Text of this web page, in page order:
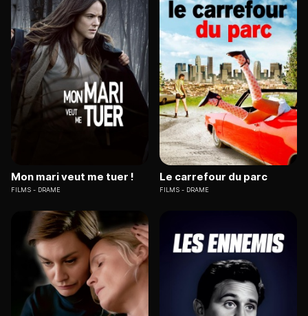
Mon mari veut me tuer !
FILMS DRAME
Le carrefour du parc
FILMS DRAME